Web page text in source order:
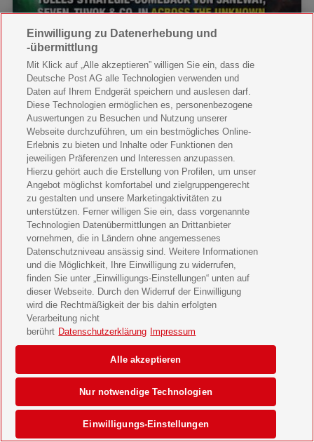
Einwilligung zu Datenerhebung und
-übermittlung
Mit Klick auf „Alle akzeptieren” willigen Sie ein, dass die
Deutsche Post AG alle Technologien verwenden und
Daten auf Ihrem Endgerät speichern und auslesen darf.
Diese Technologien ermöglichen es, personenbezogene
Auswertungen zu Besuchen und Nutzung unserer
Webseite durchzuführen, um ein bestmögliches Online-
Erlebnis zu bieten und Inhalte oder Funktionen den
jeweiligen Präferenzen und Interessen anzupassen.
Hierzu gehört auch die Erstellung von Profilen, um unser
Angebot möglichst komfortabel und zielgruppengerecht
zu gestalten und unsere Marketingaktivitäten zu
unterstützen. Ferner willigen Sie ein, dass vorgenannte
Technologien Datenübermittlungen an Drittanbieter
vornehmen, die in Ländern ohne angemessenes
Datenschutzniveau ansässig sind. Weitere Informationen
und die Möglichkeit, Ihre Einwilligung zu widerrufen,
finden Sie unter „Einwilligungs-Einstellungen“ unten auf
dieser Webseite. Durch den Widerruf der Einwilligung
wird die Rechtmäßigkeit der bis dahin erfolgten
Verarbeitung nicht
berührt Datenschutzerklärung Impressum
Einwilligungs-Einstellungen
Nur notwendige Technologien
Alle akzeptieren